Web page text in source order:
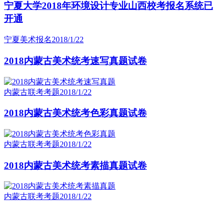
宁夏大学2018年环境设计专业山西校考报名系统已
开通
宁夏美术报名2018/1/22
2018内蒙古美术统考速写真题试卷
内蒙古联考考题2018/1/22
2018内蒙古美术统考色彩真题试卷
内蒙古联考考题2018/1/22
2018内蒙古美术统考素描真题试卷
内蒙古联考考题2018/1/22